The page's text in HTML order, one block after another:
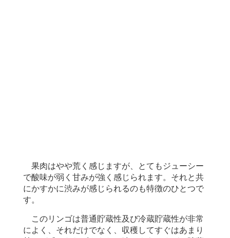
果肉はやや荒く感じますが、とてもジューシー
で酸味が弱く甘みが強く感じられます。それと共
にかすかに渋みが感じられるのも特徴のひとつで
す。
このリンゴは普通貯蔵性及び冷蔵貯蔵性が非常
によく、それだけでなく、収穫してすぐはあまり